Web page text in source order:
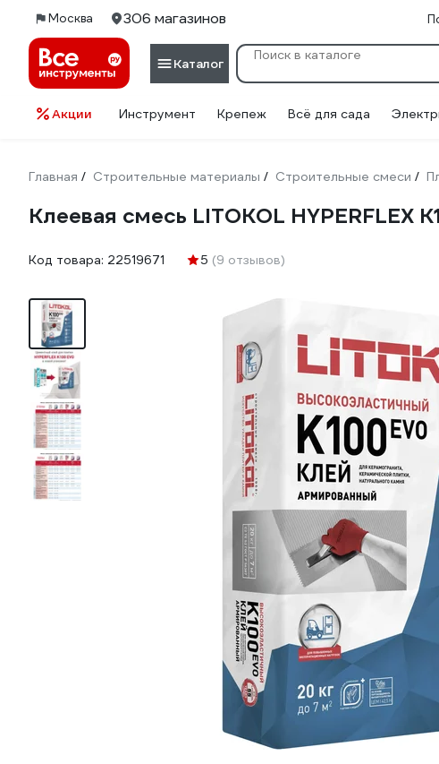
Москва 306 магазинов
Каталог
Акции Инструмент Крепеж Всё для сада
Главная / Строительные материалы / Строительные смеси /
Клеевая смесь LITOKOL HYPERFLEX
Код товара: 22519671 5 (9 отзывов)